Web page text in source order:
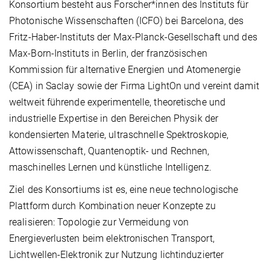
Konsortium besteht aus Forscher*innen des Instituts für
Photonische Wissenschaften (ICFO) bei Barcelona, des
Fritz-Haber-Instituts der Max-Planck-Gesellschaft und des
Max-Born-Instituts in Berlin, der französischen
Kommission für alternative Energien und Atomenergie
(CEA) in Saclay sowie der Firma LightOn und vereint damit
weltweit führende experimentelle, theoretische und
industrielle Expertise in den Bereichen Physik der
kondensierten Materie, ultraschnelle Spektroskopie,
Attowissenschaft, Quantenoptik- und Rechnen,
maschinelles Lernen und künstliche Intelligenz.
Ziel des Konsortiums ist es, eine neue technologische
Plattform durch Kombination neuer Konzepte zu
realisieren: Topologie zur Vermeidung von
Energieverlusten beim elektronischen Transport,
Lichtwellen-Elektronik zur Nutzung lichtinduzierter